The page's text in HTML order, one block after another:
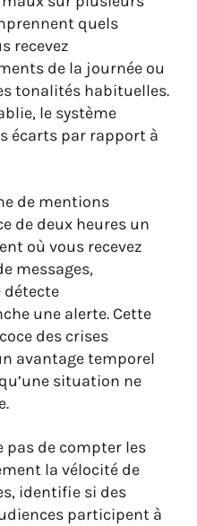
quels
recevez
de la journée ou
tonalités habituelles.
le système
écarts par rapport à
de mentions
de deux heures un
où vous recevez
messages,
détecte
une alerte. Cette
des crises
avantage temporel
situation ne
pas de compter les
la vélocité de
identifie si des
participent à